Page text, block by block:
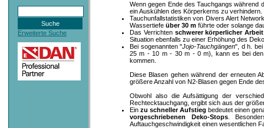
Erweiterte Suche
Wenn gegen Ende des Tauchgangs während
ein Auskühlen des Körperkerns zu
Tauchunfallstatistiken von Divers Alert
Wassertiefe über 30 m führte oder solange
Das Verrichten schwerer körperlicher Arbeit
Situation ebenfalls zu einer Erhöhung des
Bei sogenannten "Jojo-Tauchgängen", d h.
25 m - 10 m - 30 m - 0 m), kann es bei den
kommen.
Diese Blasen gehen während der erneuten
größere Anzahl von N2-Blasen gegen Ende
Obwohl also die Aufsättigung der
Rechtecktauchgang, ergibt sich aus der
Ein zu schneller Aufstieg bedeutet einen
vorgeschriebenen Deko-Stops.
Auftauchgeschwindigkeit einen wesentlichen